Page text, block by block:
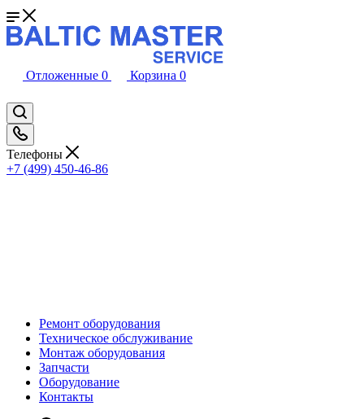
Отложенные 0 Корзина 0
Телефоны
+7 (499) 450-46-86
Ремонт оборудования
Техническое обслуживание
Монтаж оборудования
Запчасти
Оборудование
Контакты